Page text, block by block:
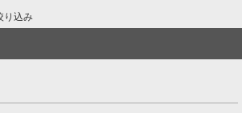
り込み